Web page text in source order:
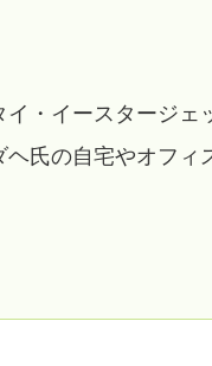
・イースタージ
氏の自宅やオフ